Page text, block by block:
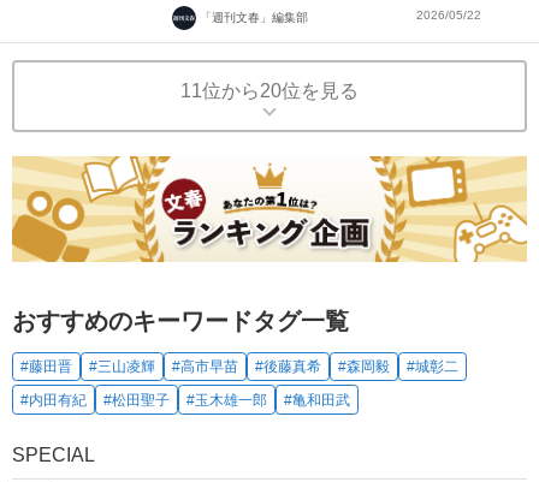
「週刊文春」編集部 2026/05/22
11位から20位を見る
おすすめのキーワードタグ一覧
#藤田晋 #三山凌輝 #高市早苗 #後藤真希 #森岡毅
#城彰二
#内田有紀
#松田聖子 #玉木雄一郎 #亀和田武
SPECIAL